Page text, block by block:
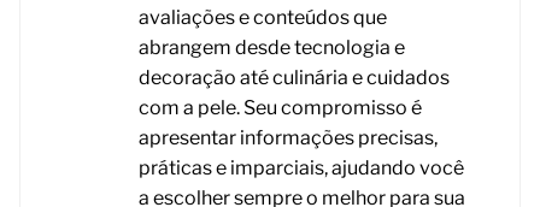
avaliações e conteúdos que
abrangem desde tecnologia e
decoração até culinária e cuidados
com a pele. Seu compromisso é
apresentar informações precisas,
práticas e imparciais, ajudando você
a escolher sempre o melhor para sua